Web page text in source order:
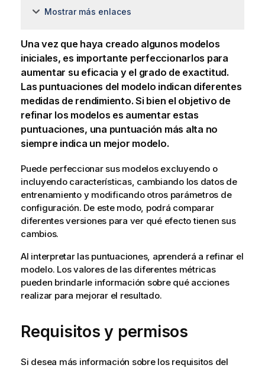
Mostrar más enlaces
Una vez que haya creado algunos modelos
iniciales, es importante perfeccionarlos para
aumentar su eficacia y el grado de exactitud.
Las puntuaciones del modelo indican diferentes
medidas de rendimiento. Si bien el objetivo de
refinar los modelos es aumentar estas
puntuaciones, una puntuación más alta no
siempre indica un mejor modelo.
Puede perfeccionar sus modelos excluyendo o
incluyendo características, cambiando los datos de
entrenamiento y modificando otros parámetros de
configuración. De este modo, podrá comparar
diferentes versiones para ver qué efecto tienen sus
cambios.
Al interpretar las puntuaciones, aprenderá a refinar el
modelo. Los valores de las diferentes métricas
pueden brindarle información sobre qué acciones
realizar para mejorar el resultado.
Requisitos y permisos
Si desea más información sobre los requisitos del